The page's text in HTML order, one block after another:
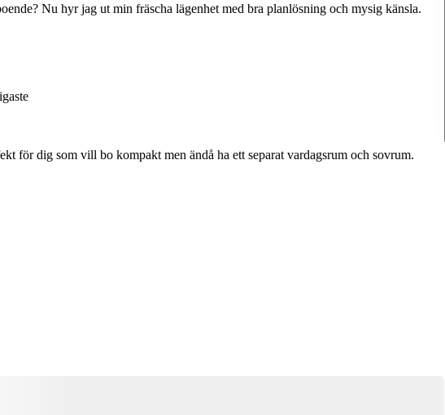
Nu hyr jag ut min fräscha lägenhet med bra planlösning och mysig känsla.